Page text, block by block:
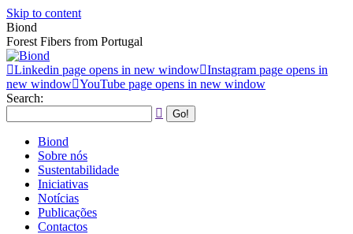
Skip to content
Biond
Forest Fibers from Portugal
Linkedin page opens in new window Instagram page opens in
new window YouTube page opens in new window
Search:
Biond
Sobre nós
Sustentabilidade
Iniciativas
Notícias
Publicações
Contactos